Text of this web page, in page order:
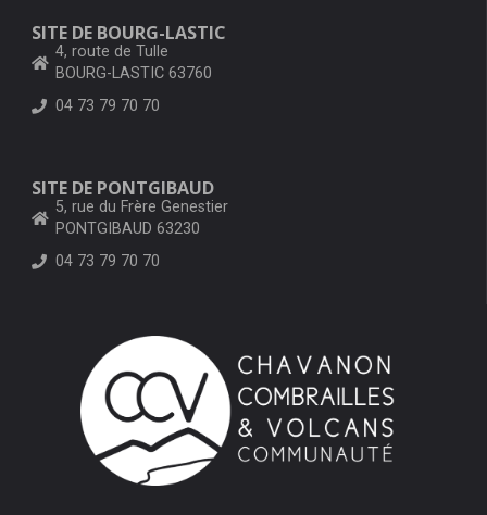
SITE DE BOURG-LASTIC
4, route de Tulle
BOURG-LASTIC 63760
04 73 79 70 70
SITE DE PONTGIBAUD
5, rue du Frère Genestier
PONTGIBAUD 63230
04 73 79 70 70